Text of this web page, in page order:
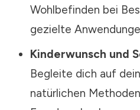
Wohlbefinden bei
gezielte
Kinderwunsch und
Begleite dich auf
natürlichen